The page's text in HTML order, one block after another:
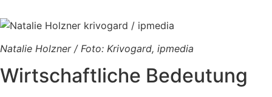
Natalie Holzner / Foto: Krivogard, ipmedia
Wirtschaftliche Bedeutung